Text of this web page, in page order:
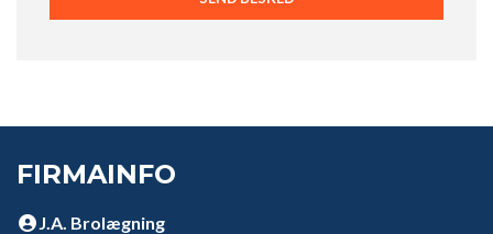
FIRMAINFO
J.A. Brolægning